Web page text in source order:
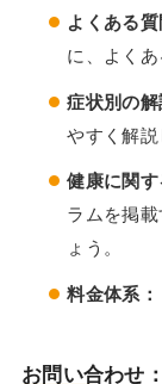
よくある質
に、よくあ
症状別の解
やすく解説
健康に関す
ラムを掲
ょう。
料金体系：
お問い合わせ